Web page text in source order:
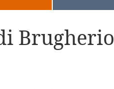
Brugherio